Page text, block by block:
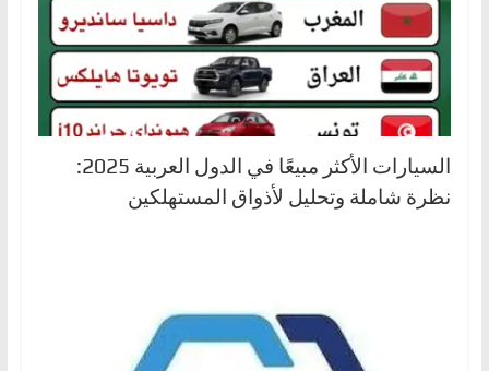
السيارات الأكثر مبيعًا في الدول العربية 2025:
نظرة شاملة وتحليل لأذواق المستهلكين